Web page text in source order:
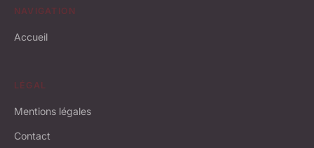
NAVIGATION
Accueil
LÉGAL
Mentions légales
Contact